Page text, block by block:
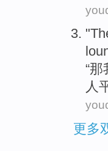
"
“那
人
更多